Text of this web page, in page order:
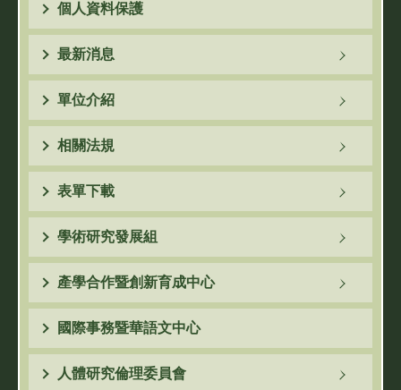
個人資料保護
最新消息
單位介紹
相關法規
表單下載
學術研究發展組
產學合作暨創新育成中心
國際事務暨華語文中心
人體研究倫理委員會